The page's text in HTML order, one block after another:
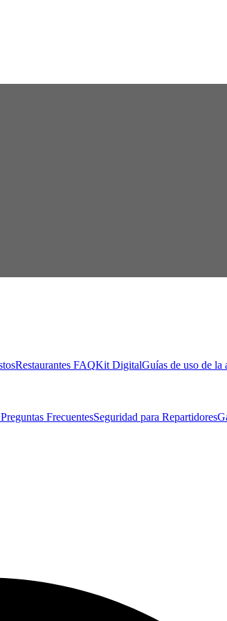
Restaurantes FAQKit DigitalGuías de uso de la
Preguntas FrecuentesSeguridad para Repartidores